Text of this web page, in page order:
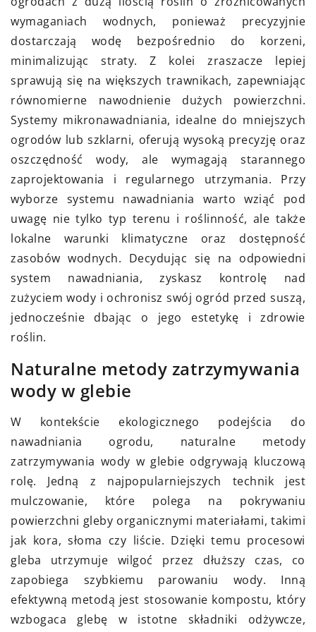
wymaganiach wodnych, ponieważ precyzyjnie
dostarczają wodę bezpośrednio do korzeni,
minimalizując straty. Z kolei zraszacze lepiej
sprawują się na większych trawnikach, zapewniając
równomierne nawodnienie dużych powierzchni.
Systemy mikronawadniania, idealne do mniejszych
ogrodów lub szklarni, oferują wysoką precyzję oraz
oszczędność wody, ale wymagają starannego
zaprojektowania i regularnego utrzymania. Przy
wyborze systemu nawadniania warto wziąć pod
uwagę nie tylko typ terenu i roślinność, ale także
lokalne warunki klimatyczne oraz dostępność
zasobów wodnych. Decydując się na odpowiedni
system nawadniania, zyskasz kontrolę nad
zużyciem wody i ochronisz swój ogród przed suszą,
jednocześnie dbając o jego estetykę i zdrowie
roślin.
Naturalne metody zatrzymywania
wody w glebie
W kontekście ekologicznego podejścia do
nawadniania ogrodu, naturalne metody
zatrzymywania wody w glebie odgrywają kluczową
rolę. Jedną z najpopularniejszych technik jest
mulczowanie, które polega na pokrywaniu
powierzchni gleby organicznymi materiałami, takimi
jak kora, słoma czy liście. Dzięki temu procesowi
gleba utrzymuje wilgoć przez dłuższy czas, co
zapobiega szybkiemu parowaniu wody. Inną
efektywną metodą jest stosowanie kompostu, który
wzbogaca glebę w istotne składniki odżywcze,